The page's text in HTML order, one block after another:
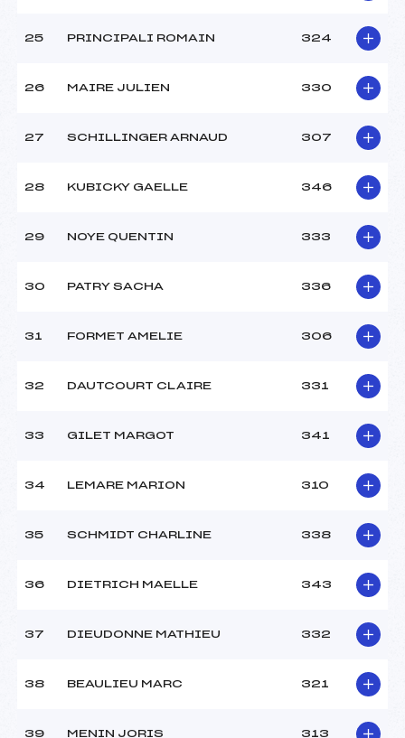
25 PRINCIPALI ROMAIN 324
26 MAIRE JULIEN 330
27 SCHILLINGER ARNAUD 307
28 KUBICKY GAELLE 346
29 NOYE QUENTIN 333
30 PATRY SACHA 336
31 FORMET AMELIE 306
32 DAUTCOURT CLAIRE 331
33 GILET MARGOT 341
34 LEMARE MARION 310
35 SCHMIDT CHARLINE 338
36 DIETRICH MAELLE 343
37 DIEUDONNE MATHIEU 332
38 BEAULIEU MARC 321
39 MENIN JORIS 313